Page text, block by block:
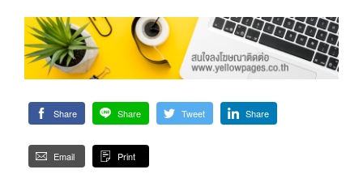
Share Share Tweet Share
Email Print